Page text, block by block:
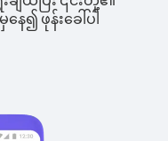
၍ ဖုန်းခေါ်ပါ